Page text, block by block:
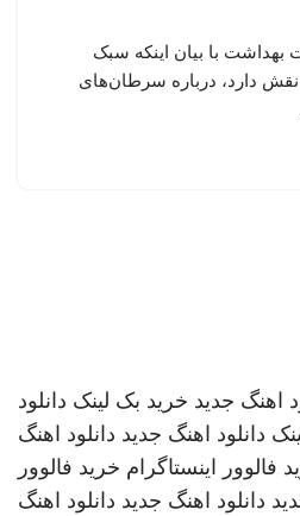
با بیان اینکه سبک
دارد، درباره سرطان‌های
اهنگ جدید خرید بک لینک دانلود
دانلود اهنگ جدید دانلود اهنگ
فالوور اینستاگرام خرید فالوور
دانلود اهنگ جدید دانلود اهنگ